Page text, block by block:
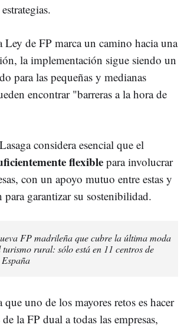
Ley de FP marca un camino hacia una
la implementación sigue siendo un
para las pequeñas y medianas
encontrar "barreras a la hora de
considera esencial que el
flexiblepara involucrar
con un apoyo mutuo entre estas y
garantizar su sostenibilidad.
FP madrileña que cubre la última moda
turismo rural: sólo está en 11 centros de
uno de los mayores retos es hacer
la FP dual a todas las empresas,